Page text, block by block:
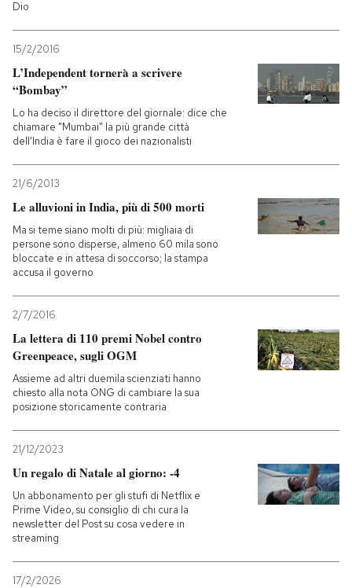
Dio
15/2/2016
L’Independent tornerà a scrivere
“Bombay”
Lo ha deciso il direttore del giornale: dice che
chiamare "Mumbai" la più grande città
dell'India è fare il gioco dei nazionalisti
21/6/2013
Le alluvioni in India, più di 500 morti
Ma si teme siano molti di più: migliaia di
persone sono disperse, almeno 60 mila sono
bloccate e in attesa di soccorso; la stampa
accusa il governo
2/7/2016
La lettera di 110 premi Nobel contro
Greenpeace, sugli OGM
Assieme ad altri duemila scienziati hanno
chiesto alla nota ONG di cambiare la sua
posizione storicamente contraria
21/12/2023
Un regalo di Natale al giorno: -4
Un abbonamento per gli stufi di Netflix e
Prime Video, su consiglio di chi cura la
newsletter del Post su cosa vedere in
streaming
17/2/2026